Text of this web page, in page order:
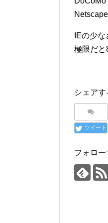
IEの少
極限だと
シェアす
ツイート
フォロー